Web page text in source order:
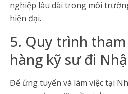
nghiệp lâu dài trong môi
hiện đại.
5. Quy trình
hàng kỹ sư đi
Để ứng tuyển và làm việc tại